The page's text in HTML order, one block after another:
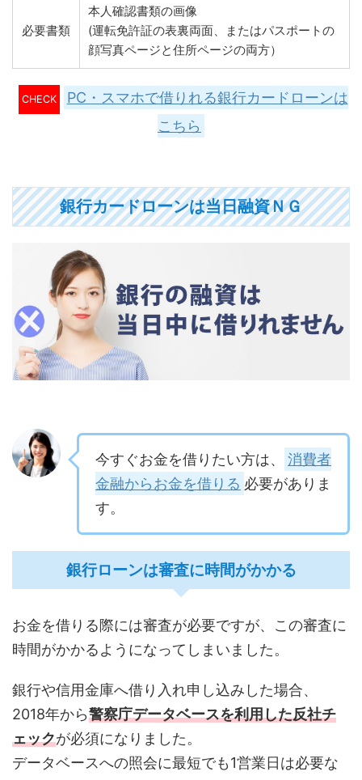
必要書類
本人確認書類の画像
(運転免許証の表裏両面、またはパスポートの
顔写真ページと住所ページの両方）
CHECK
PC・スマホで借りれる銀行カードローンは
こちら
銀行カードローンは当日融資ＮＧ
今すぐお金を借りたい方は、
消費者
金融からお金を借りる 必要がありま
す。
銀行ローンは審査に時間がかかる
お金を借りる際には審査が必要ですが、この審査に
時間がかかるようになってしまいました。
銀行や信用金庫へ借り入れ申し込みした場合、
2018年から警察庁データベースを利用した反社チ
ェックが必須になりました。
データベースへの照会に最短でも1営業日は必要な